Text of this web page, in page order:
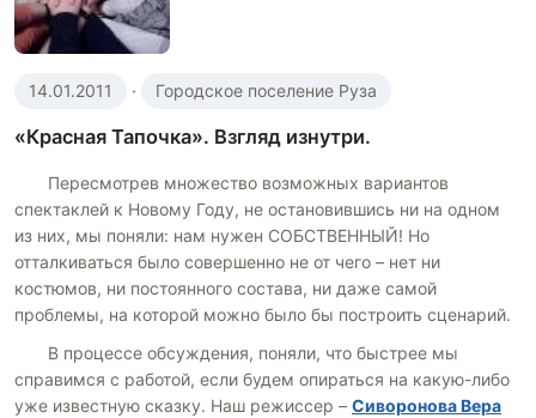
14.01.2011 · Городское поселение Руза
«Красная Тапочка». Взгляд изнутри.
Пересмотрев множество возможных вариантов
спектаклей к Новому Году, не остановившись ни на одном
из них, мы поняли: нам нужен СОБСТВЕННЫЙ! Но
отталкиваться было совершенно не от чего – нет ни
костюмов, ни постоянного состава, ни даже самой
проблемы, на которой можно было бы построить сценарий.
В процессе обсуждения, поняли, что быстрее мы
справимся с работой, если будем опираться на какую-либо
уже известную сказку. Наш режиссер – Сиворонова Вера